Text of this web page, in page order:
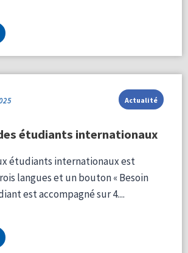
Actualité
étudiants internationaux
étudiants internationaux est
langues et un bouton « Besoin
est accompagné sur 4....